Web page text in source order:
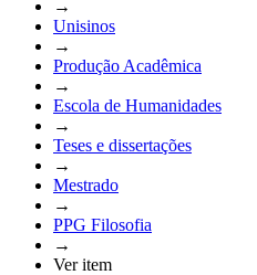
→
Unisinos
→
Produção Acadêmica
→
Escola de Humanidades
→
Teses e dissertações
→
Mestrado
→
PPG Filosofia
→
Ver item